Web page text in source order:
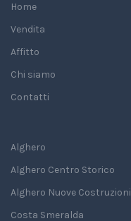
Home
Vendita
Affitto
Chi siamo
Contatti
Alghero
Alghero Centro Storico
Alghero Nuove Costruzioni
Costa Smeralda